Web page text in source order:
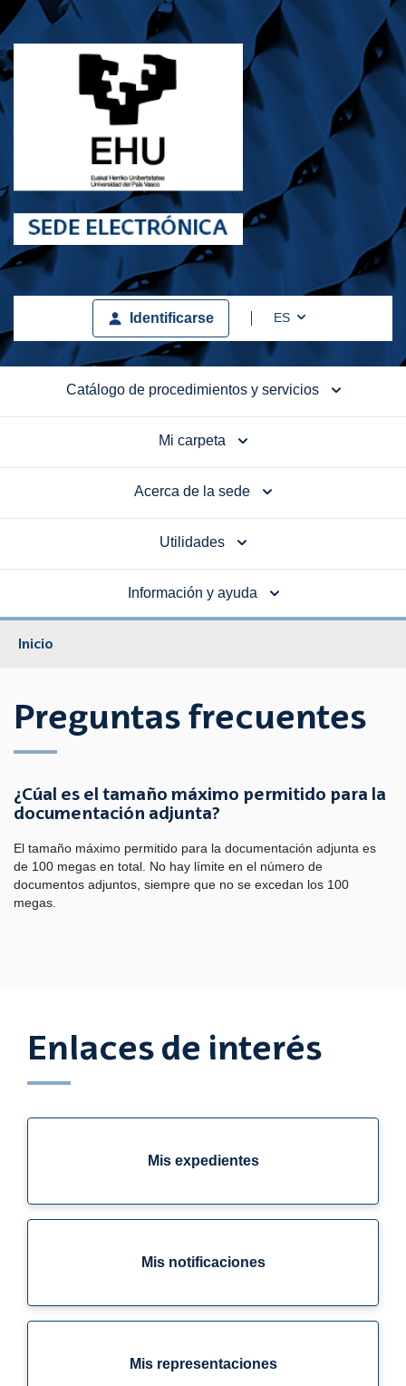
ES Toggle Dropdown
Identificarse
Catálogo de procedimientos y servicios
Mi carpeta
Acerca de la sede
Utilidades
Información y ayuda
Inicio
Preguntas frecuentes
¿Cúal es el tamaño máximo permitido para la
documentación adjunta?
El tamaño máximo permitido para la documentación adjunta es
de 100 megas en total. No hay límite en el número de
documentos adjuntos, siempre que no se excedan los 100
megas.
Enlaces de interés
Mis expedientes
Mis notificaciones
Mis representaciones